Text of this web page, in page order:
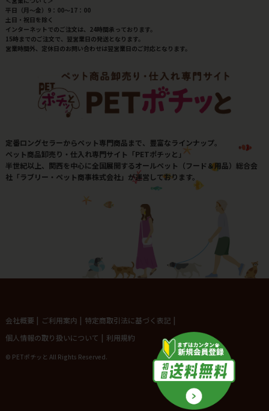
平日（月～金）9：00～17：00
土日・祝日を除く
インターネットでのご注文は、24時間承っております。
15時までのご注文で、翌営業日の発送となります。
営業時間外、定休日のお問い合わせは翌営業日のご対応となります。
定番ロングセラーからペット専門商品まで、豊富なラインナップ。
ペット商品卸売り・仕入れ専門サイト「PETポチッと」
半世紀以上、関西を中心に全国展開するオールペット（フード＆用品）総合会
社「ラブリー・ペット商事株式会社」が運営しております。
会社概要 | ご利用案内 | 特定商取引法に基づく表記 |
個人情報の取り扱いについて | 利用規約
© PETポチッと All Rights Reserved.